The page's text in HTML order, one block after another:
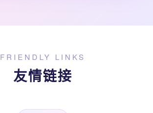
FRIENDLY LINKS
友情链接